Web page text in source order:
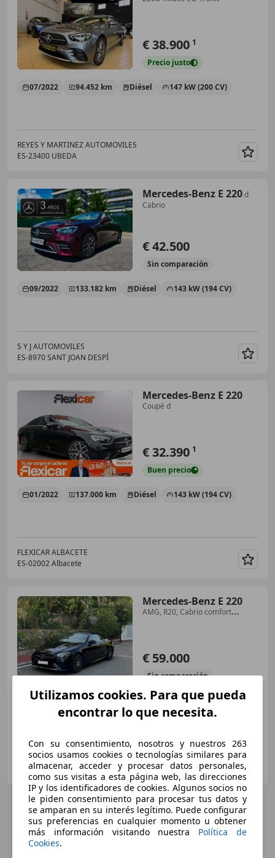
€ 38.900 1
Precio justo
07/2022 94.452 km Diésel 147 kW (200 CV)
REYES Y MARTINEZ AUTOMOVILES
ES-23400 UBEDA
Mercedes-Benz E 220d
Cabrio
€ 42.500
Sin comparación
09/2022 133.182 km Diésel 143 kW (194 CV)
S Y J AUTOMOVILES
ES-8970 SANT JOAN DESPÍ
Mercedes-Benz E 220
Coupé d
€ 32.390 1
Buen precio
01/2022 137.000 km Diésel 143 kW (194 CV)
FLEXICAR ALBACETE
ES-02002 Albacete
Mercedes-Benz E 220
AMG, R20, Cabrio comfort
€ 59.000
Sincomparación
10/2022 35.000 km Diésel 143 kW (194 CV)
Particular
ES-29600 Marbella
Utilizamos cookies. Para que pueda
encontrar lo que necesita.
Con su consentimiento, nosotros y nuestros 263
socios usamos cookies o tecnologías similares para
almacenar, acceder y procesar datos personales,
como sus visitas a esta página web, las direcciones
IP y los identificadores de cookies. Algunos socios no
le piden consentimiento para procesar tus datos y
se amparan en su interés legítimo. Puede configurar
sus preferencias en cualquier momento u obtener
más información visitando nuestra Política de
Cookies.